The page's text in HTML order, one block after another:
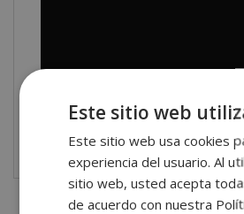
Este sitio web
Este sitio web usa cookies
experiencia del usuario. Al
sitio web, usted acepta
de acuerdo con nuestra